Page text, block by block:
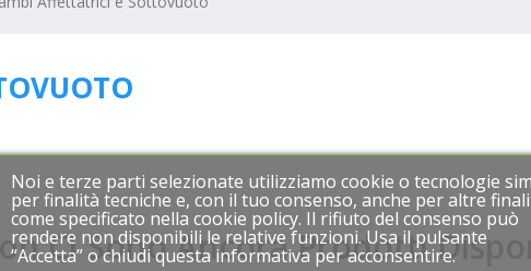
Ci Sono Ancora Prodotti
Noi e terze parti selezionate utilizziamo cookie o tecnologie
per finalità tecniche e, con il tuo consenso, anche per altre
come specificato nella cookie policy. Il rifiuto del consenso può
rendere non disponibili le relative funzioni. Usa il pulsante
“Accetta” o chiudi questa informativa per acconsentire.
Noi e terze parti selezionate utilizziamo cookie o tecnologie
per finalità tecniche e, con il tuo consenso, anche per altre
come specificato nella cookie policy. Il rifiuto del consenso può
rendere non disponibili le relative funzioni. Usa il pulsante
“Accetta” o chiudi questa informativa per acconsentire.